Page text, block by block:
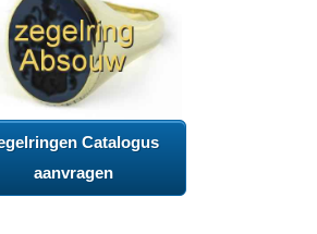
Catalogus
aanvragen